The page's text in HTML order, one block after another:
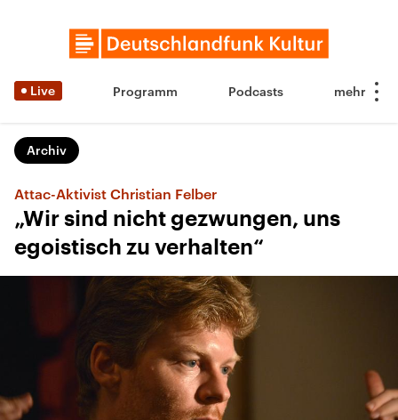
Live Programm Podcasts
Archiv
Attac-Aktivist Christian Felber
„Wir sind nicht gezwungen, uns
egoistisch zu verhalten“